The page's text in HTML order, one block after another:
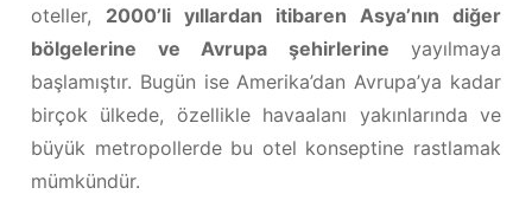
oteller, 2000’li yıllardan itibaren Asya’nın diğer
bölgelerine ve Avrupa şehirlerine yayılmaya
başlamıştır. Bugün ise Amerika’dan Avrupa’ya kadar
birçok ülkede, özellikle havaalanı yakınlarında ve
büyük metropollerde bu otel konseptine rastlamak
mümkündür.